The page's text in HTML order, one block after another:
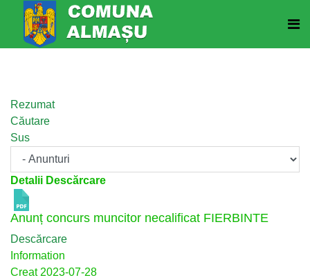
Rezumat
Căutare
Sus
Detalii Descărcare
Anunț concurs muncitor necalificat FIERBINTE
Descărcare
Information
Creat 2023-07-28